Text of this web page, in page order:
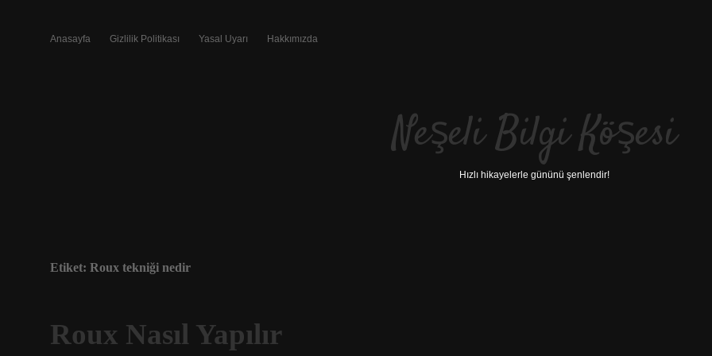
Anasayfa Gizlilik Politikası Yasal Uyarı Hakkımızda
Neşeli Bilgi Köşesi
Hızlı hikayelerle gününü şenlendir!
Etiket: Roux tekniği nedir
Roux Nasıl Yapılır